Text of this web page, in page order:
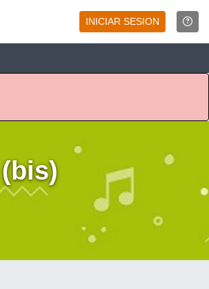
INICIAR SESION